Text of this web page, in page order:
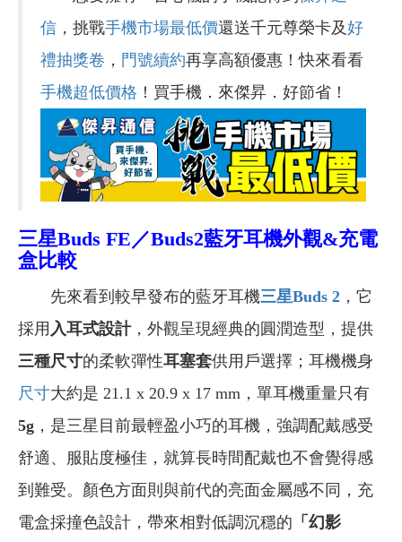
信 ，挑戰手機市場最低價還送千元尊榮卡及好
禮抽獎卷 ， 門號續約再享高額優惠！快來看看
手機超低價格 ！買手機．來傑昇．好節省！
三星Buds FE／Buds2藍牙耳機外觀&充電
盒比較
先來看到較早發布的藍牙耳機三星Buds 2 ，它
採用 入耳式設計，外觀呈現經典的圓潤造型，提供
三種尺寸的柔軟彈性耳塞套供用戶選擇；耳機機身
尺寸大約是 21.1 x 20.9 x 17 mm，單耳機重量只有
5g ，是三星目前最輕盈小巧的耳機，強調配戴感受
舒適、服貼度極佳，就算長時間配戴也不會覺得感
到難受。顏色方面則與前代的亮面金屬感不同，充
電盒採撞色設計，帶來相對低調沉穩的 「 幻影